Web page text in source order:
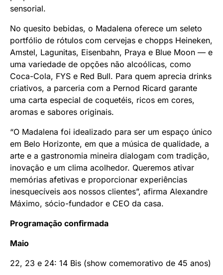
sensorial.
No quesito bebidas, o Madalena oferece um seleto
portfólio de rótulos com cervejas e chopps Heineken,
Amstel, Lagunitas, Eisenbahn, Praya e Blue Moon — e
uma variedade de opções não alcoólicas, como
Coca-Cola, FYS e Red Bull. Para quem aprecia drinks
criativos, a parceria com a Pernod Ricard garante
uma carta especial de coquetéis, ricos em cores,
aromas e sabores originais.
“O Madalena foi idealizado para ser um espaço único
em Belo Horizonte, em que a música de qualidade, a
arte e a gastronomia mineira dialogam com tradição,
inovação e um clima acolhedor. Queremos ativar
memórias afetivas e proporcionar experiências
inesquecíveis aos nossos clientes”, afirma Alexandre
Máximo, sócio-fundador e CEO da casa.
Programação confirmada
Maio
22, 23 e 24: 14 Bis (show comemorativo de 45 anos)